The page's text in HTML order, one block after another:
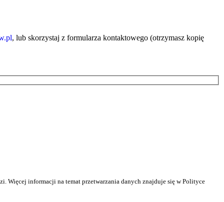
, lub skorzystaj z formularza kontaktowego (otrzymasz kopię
Więcej informacji na temat przetwarzania danych znajduje się w Polityce